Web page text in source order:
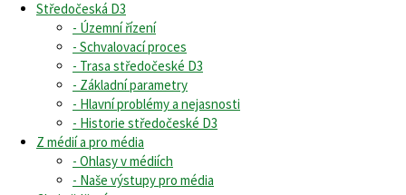
Středočeská D3
- Územní řízení
- Schvalovací proces
- Trasa středočeské D3
- Základní parametry
- Hlavní problémy a nejasnosti
- Historie středočeské D3
Z médií a pro média
- Ohlasy v médiích
- Naše výstupy pro média